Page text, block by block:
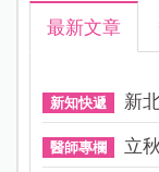
最新文章
新知快遞 新
醫師專欄 立